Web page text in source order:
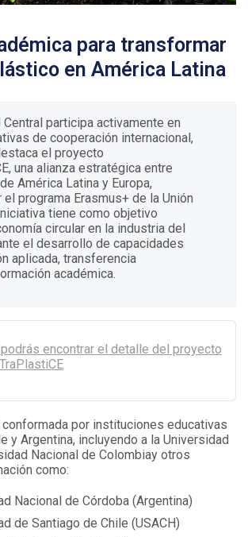
para transformar
en América Latina
Central participa activamente en
de cooperación internacional,
el proyecto
una alianza estratégica entre
América Latina y Europa,
programa Erasmus+ de la Unión
tiene como objetivo
circular en la industria del
el desarrollo de capacidades
aplicada, transferencia
académica.
encontrar el detalle del proyecto
conformada por instituciones educativas
y Argentina, incluyendo a la Universidad
Nacional de Colombiay otros
como:
Nacional de Córdoba (Argentina)
de Santiago de Chile (USACH)